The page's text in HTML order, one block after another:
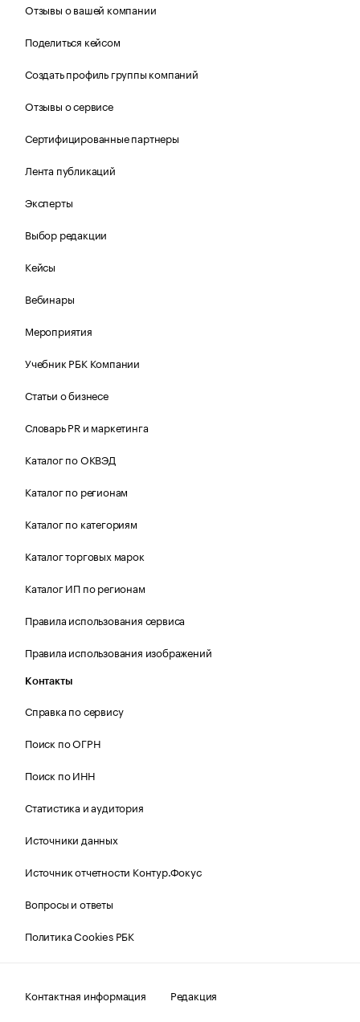
Отзывы о вашей компании
Поделиться кейсом
Создать профиль группы компаний
Отзывы о сервисе
Сертифицированные партнеры
Лента публикаций
Эксперты
Выбор редакции
Кейсы
Вебинары
Мероприятия
Учебник РБК Компании
Статьи о бизнесе
Словарь PR и маркетинга
Каталог по ОКВЭД
Каталог по регионам
Каталог по категориям
Каталог торговых марок
Каталог ИП по регионам
Правила использования сервиса
Правила использования изображений
Контакты
Справка по сервису
Поиск по ОГРН
Поиск по ИНН
Статистика и аудитория
Источники данных
Источник отчетности Контур.Фокус
Вопросы и ответы
Политика Cookies РБК
Контактная информация
Редакция